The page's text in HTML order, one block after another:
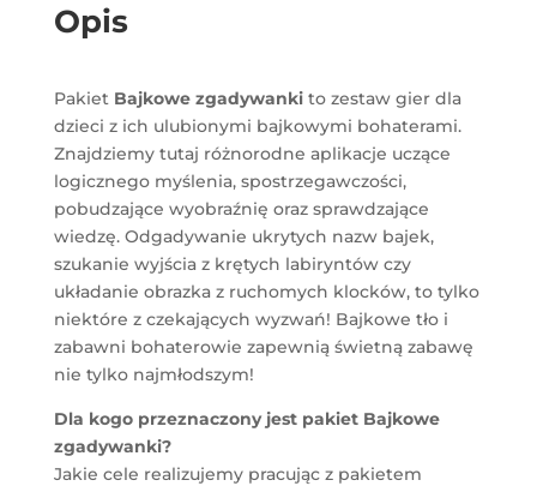
Opis
Pakiet Bajkowe zgadywankito zestaw gier dla
dzieci z ich ulubionymi bajkowymi bohaterami.
Znajdziemy tutaj różnorodne aplikacje uczące
logicznego myślenia, spostrzegawczości,
pobudzające wyobraźnię oraz sprawdzające
wiedzę. Odgadywanie ukrytych nazw bajek,
szukanie wyjścia z krętych labiryntów czy
układanie obrazka z ruchomych klocków, to tylko
niektóre z czekających wyzwań! Bajkowe tło i
zabawni bohaterowie zapewnią świetną zabawę
nie tylko najmłodszym!
Dla kogo przeznaczony jest pakiet Bajkowe
zgadywanki?
Jakie cele realizujemy pracując z pakietem